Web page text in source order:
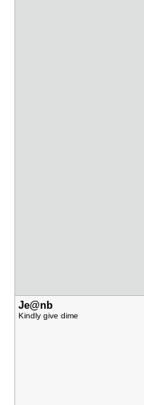
Je@nb
Kindly give dime